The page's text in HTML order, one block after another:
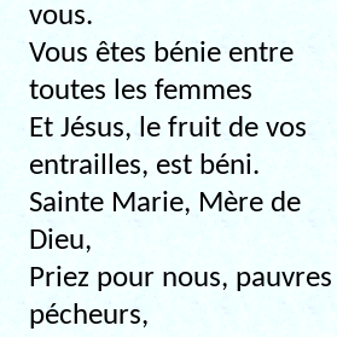
vous.
Vous êtes bénie entre
toutes les femmes
Et Jésus, le fruit de vos
entrailles, est béni.
Sainte Marie, Mère de
Dieu,
Priez pour nous, pauvres
pécheurs,